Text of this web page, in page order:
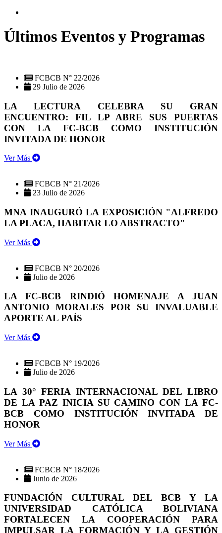
Últimos Eventos y Programas
FCBCB N° 22/2026
29 Julio de 2026
LA LECTURA CELEBRA SU GRAN
ENCUENTRO: FIL LP ABRE SUS PUERTAS
CON LA FC-BCB COMO INSTITUCIÓN
INVITADA DE HONOR
Ver Más
FCBCB N° 21/2026
23 Julio de 2026
MNA INAUGURÓ LA EXPOSICIÓN "ALFREDO
LA PLACA, HABITAR LO ABSTRACTO"
Ver Más
FCBCB N° 20/2026
Julio de 2026
LA FC-BCB RINDIÓ HOMENAJE A JUAN
ANTONIO MORALES POR SU INVALUABLE
APORTE AL PAÍS
Ver Más
FCBCB N° 19/2026
Julio de 2026
LA 30° FERIA INTERNACIONAL DEL LIBRO
DE LA PAZ INICIA SU CAMINO CON LA FC-
BCB COMO INSTITUCIÓN INVITADA DE
HONOR
Ver Más
FCBCB N° 18/2026
Junio de 2026
FUNDACIÓN CULTURAL DEL BCB Y LA
UNIVERSIDAD CATÓLICA BOLIVIANA
FORTALECEN LA COOPERACIÓN PARA
IMPULSAR LA FORMACIÓN Y LA GESTIÓN